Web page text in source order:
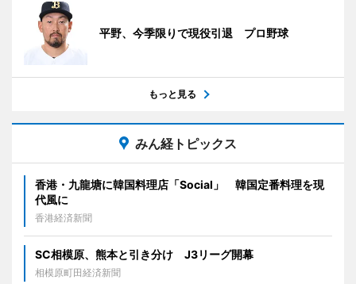
平野、今季限りで現役引退 プロ野球
もっと見る
みん経トピックス
香港・九龍塘に韓国料理店「Social」 韓国定番料理を現
代風に
香港経済新聞
SC相模原、熊本と引き分け J3リーグ開幕
相模原町田経済新聞